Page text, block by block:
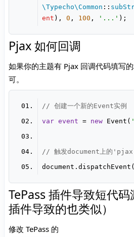
\Typecho\Common ::
ent ), 0 , 100 , '...'
Pjax 如何回调
如果你的主题有 Pjax 回调代码填写
可。
// 创建一个新的Event实例
var event = new Event(
// 触发document上的
document.dispatchEvent(
TePass 插件导致短代
插件导致的也类似）
修改 TePass 的